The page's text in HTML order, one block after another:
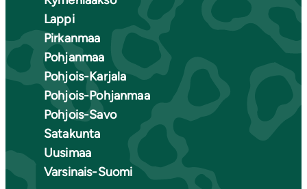
Lappi
Pirkanmaa
Pohjanmaa
Pohjois-Karjala
Pohjois-Pohjanmaa
Pohjois-Savo
Satakunta
Uusimaa
Varsinais-Suomi